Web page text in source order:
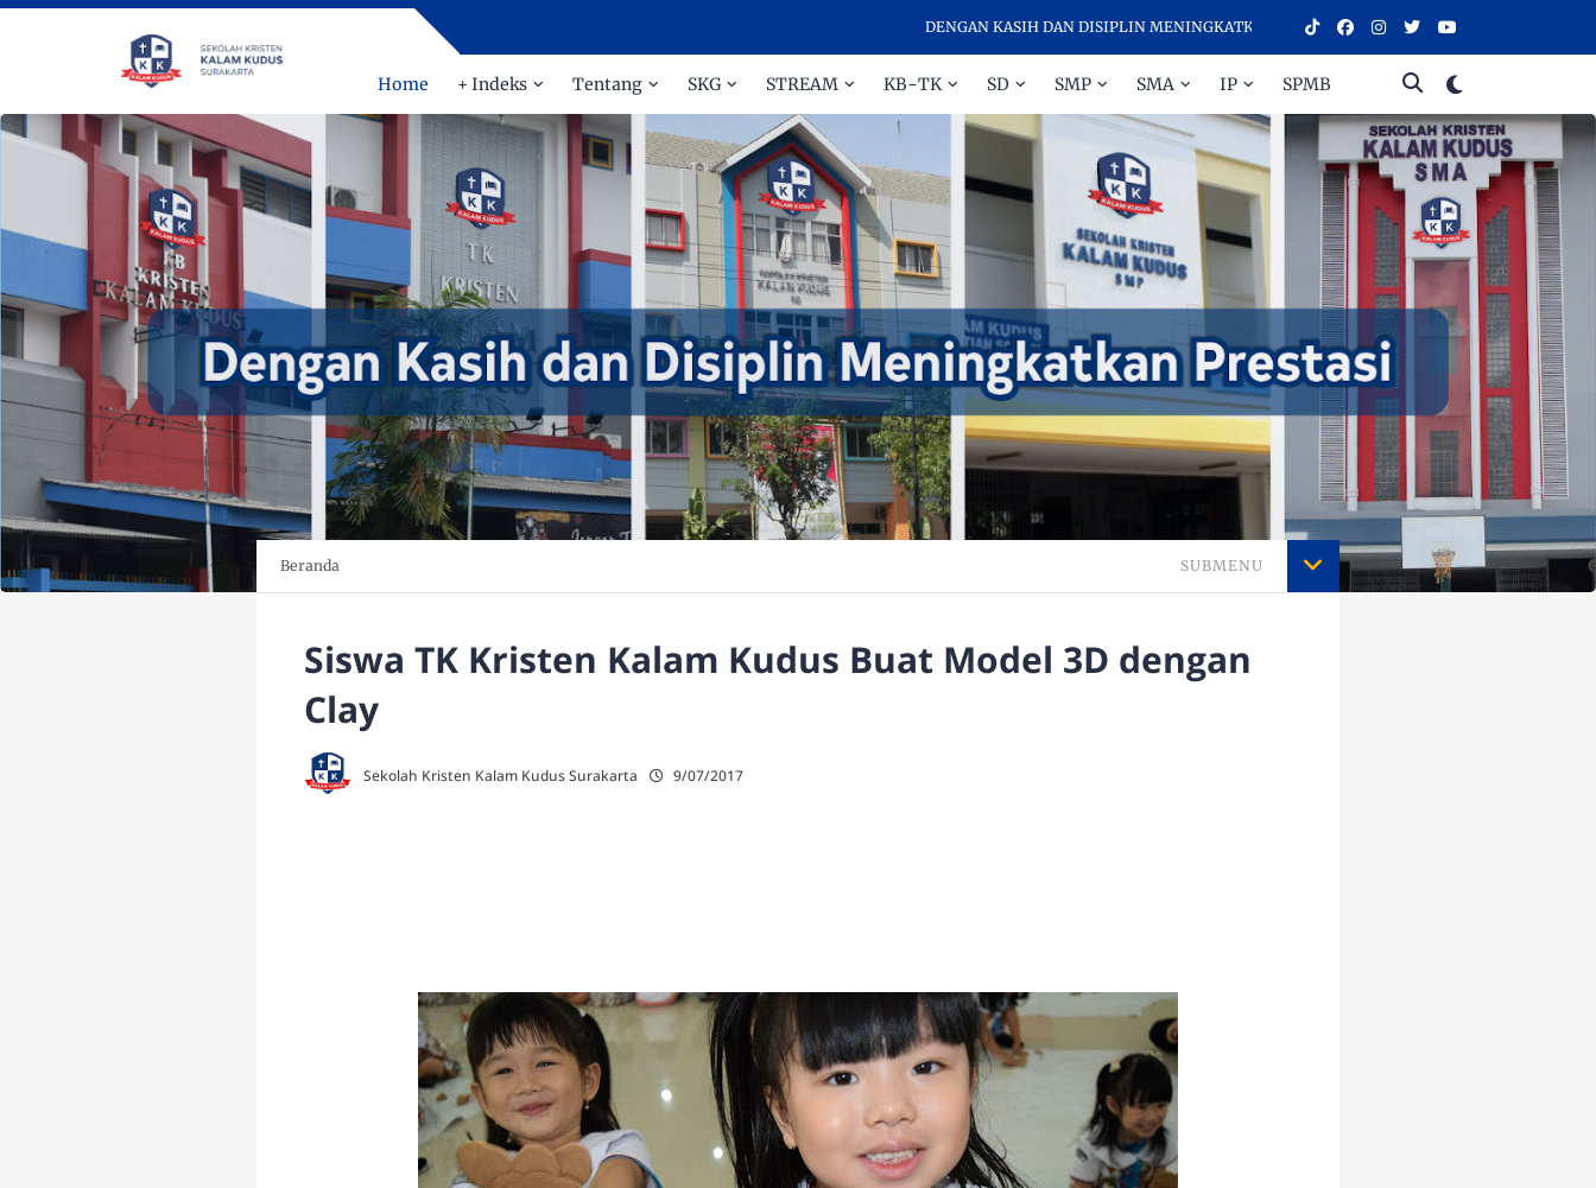
DENGAN KASIH DAN DISIPLIN MENINGKATKAN PRESTASI - SELAMAT DATANG DI SEKOLAH KRISTEN
Home + Indeks Tentang SKG STREAM KB-TK SD SMP SMA IP SPMB
Beranda SUBMENU
Siswa TK Kristen Kalam Kudus Buat Model 3D dengan
Clay
Sekolah Kristen Kalam Kudus Surakarta 9/07/2017